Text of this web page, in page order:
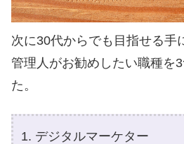
次に30代からでも目指せる手
管理人がお勧めしたい職種を
た。
デジタルマーケター